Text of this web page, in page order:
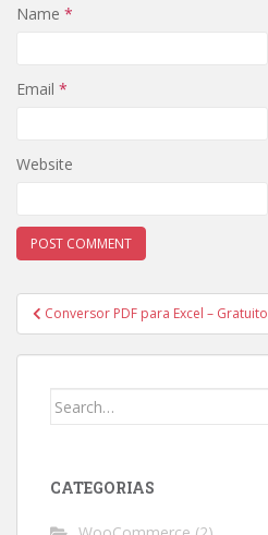
Name *
Email *
Website
Post
navigation
Conversor PDF para Excel – Gratuito
Search
CATEGORIAS